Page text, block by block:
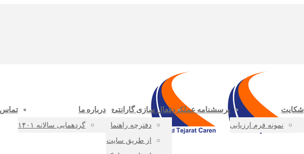
شکایت
نمونه فرم ارزیابی
پرسشنامه عملکردفعال سازی گارانتی
دفترچه راهنما
از طریق سایت
درباره ما
گردهمایی سالانه ۱۴۰۱
تماس